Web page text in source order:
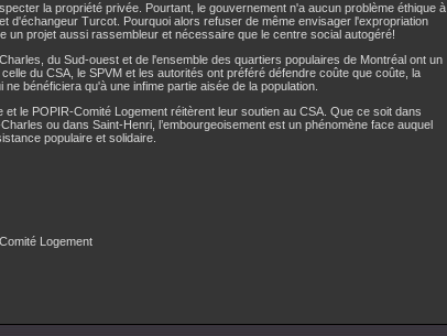
la propriété privée. Pourtant, le gouvernement n'a aucun problème éthique à
d'échangeur Turcot. Pourquoi alors refuser de même envisager l'expropriation
un projet aussi rassembleur et nécessaire que le centre social autogéré!
du Sud-ouest et de l'ensemble des quartiers populaires de Montréal ont un
du CSA, le SPVM et les autorités ont préféré défendre coûte que coûte, la
bénéficiera qu'à une infime partie aisée de la population.
le POPIR-Comité Logement réitèrent leur soutien au CSA. Que ce soit dans
ou dans Saint-Henri, l’embourgeoisement est un phénomène face auquel
populaire et solidaire.
Logement